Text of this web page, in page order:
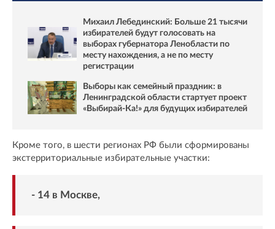
Михаил Лебединский: Больше 21 тысячи
избирателей будут голосовать на
выборах губернатора Ленобласти по
месту нахождения, а не по месту
регистрации
Выборы как семейный праздник: в
Ленинградской области стартует проект
«Выбирай-Ка!» для будущих избирателей
Кроме того, в шести регионах РФ были сформированы
экстерриториальные избирательные участки:
- 14 в Москве,